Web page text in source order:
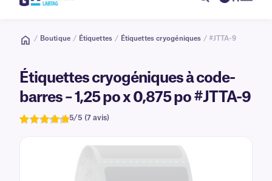
/ Boutique / Étiquettes / Étiquettes cryogéniques / #JTTA-9
Étiquettes cryogéniques à code-
barres – 1,25 po x 0,875 po #JTTA-9
5/5 (7 avis)